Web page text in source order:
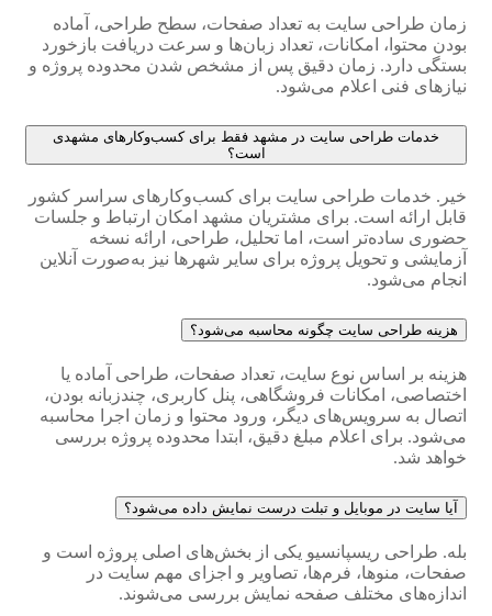
زمان طراحی سایت به تعداد صفحات، سطح طراحی، آماده
بودن محتوا، امکانات، تعداد زبان‌ها و سرعت دریافت بازخورد
بستگی دارد. زمان دقیق پس از مشخص شدن محدوده پروژه و
نیازهای فنی اعلام می‌شود.
خدمات طراحی سایت در مشهد فقط برای کسب‌وکارهای مشهدی
است؟
خیر. خدمات طراحی سایت برای کسب‌وکارهای سراسر کشور
قابل ارائه است. برای مشتریان مشهد امکان ارتباط و جلسات
حضوری ساده‌تر است، اما تحلیل، طراحی، ارائه نسخه
آزمایشی و تحویل پروژه برای سایر شهرها نیز به‌صورت آنلاین
انجام می‌شود.
هزینه طراحی سایت چگونه محاسبه می‌شود؟
هزینه بر اساس نوع سایت، تعداد صفحات، طراحی آماده یا
اختصاصی، امکانات فروشگاهی، پنل کاربری، چندزبانه بودن،
اتصال به سرویس‌های دیگر، ورود محتوا و زمان اجرا محاسبه
می‌شود. برای اعلام مبلغ دقیق، ابتدا محدوده پروژه بررسی
خواهد شد.
آیا سایت در موبایل و تبلت درست نمایش داده می‌شود؟
بله. طراحی ریسپانسیو یکی از بخش‌های اصلی پروژه است و
صفحات، منوها، فرم‌ها، تصاویر و اجزای مهم سایت در
اندازه‌های مختلف صفحه نمایش بررسی می‌شوند.